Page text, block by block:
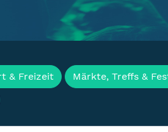
für die
& Freizeit
Märkte, Treffs &